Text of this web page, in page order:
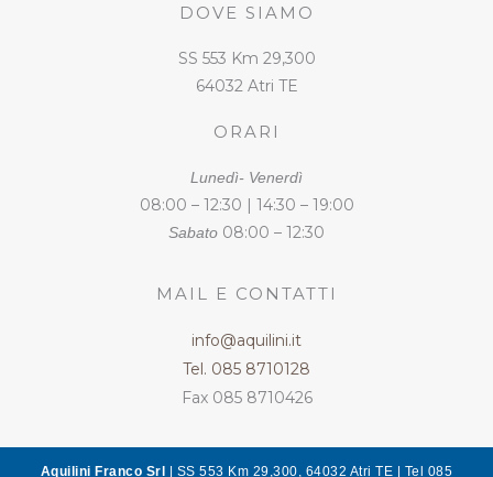
DOVE SIAMO
SS 553 Km 29,300
64032 Atri TE
ORARI
Lunedì- Venerdì
08:00 – 12:30 | 14:30 – 19:00
Sabato 08:00 – 12:30
MAIL E CONTATTI
info@aquilini.it
Tel. 085 8710128
Fax 085 8710426
Aquilini Franco Srl | SS 553 Km 29,300, 64032 Atri TE | Tel 085